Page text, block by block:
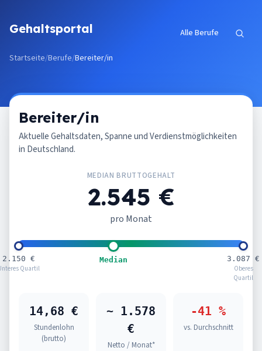
Gehaltsportal Alle Berufe
Startseite/Berufe/Bereiter/in
Bereiter/in
Aktuelle Gehaltsdaten, Spanne und Verdienstmöglichkeiten
in Deutschland.
MEDIAN BRUTTOGEHALT
2.545 €
pro Monat
2.150 €
Quartil
Median
3.087 €
Oberes
Quartil
14,68 €
Stundenlohn
(brutto)
~ 1.578
€
Netto / Monat*
-41 %
vs. Durchschnitt